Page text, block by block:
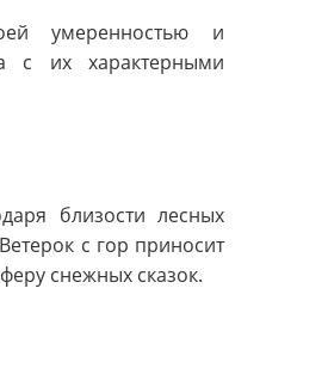
умеренностью и
с их характерными
близости лесных
с гор приносит
снежных сказок.